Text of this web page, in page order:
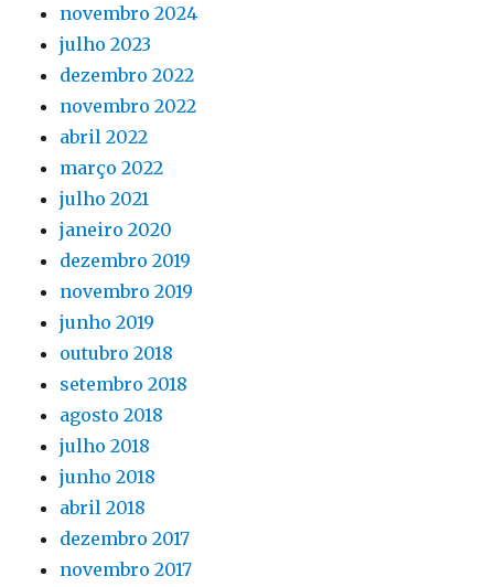
novembro 2024
julho 2023
dezembro 2022
novembro 2022
abril 2022
março 2022
julho 2021
janeiro 2020
dezembro 2019
novembro 2019
junho 2019
outubro 2018
setembro 2018
agosto 2018
julho 2018
junho 2018
abril 2018
dezembro 2017
novembro 2017